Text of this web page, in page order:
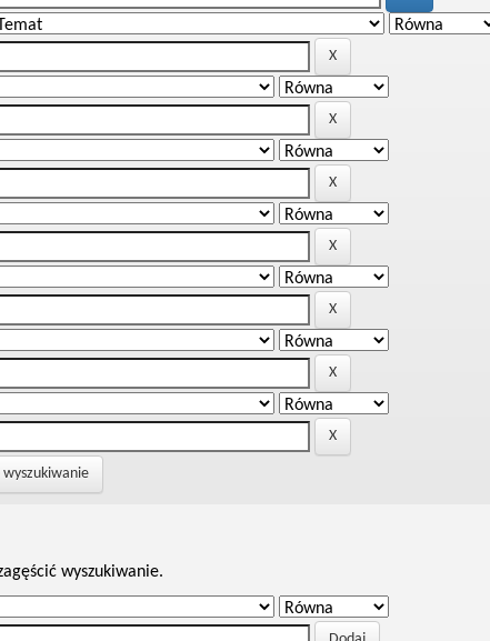
wyszukiwanie
wyszukiwanie.